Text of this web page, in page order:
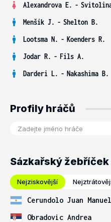
Alexandrova E. -
Menšík J. - Shelton B.
Lootsma N. - Koenders R.
Jodar R. - Fils A.
Darderi L. - Nakashima B.
Profily hráčů
Sázkařský žebříček
Nejziskovější
Cerundolo Juan Manuel
Obradovic Andrea